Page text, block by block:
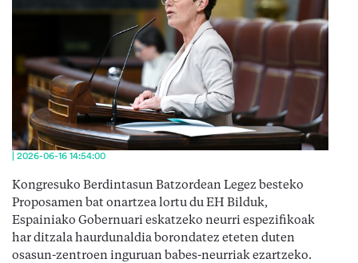
| 2026-06-16 14:54:00
Kongresuko Berdintasun Batzordean Legez besteko
Proposamen bat onartzea lortu du EH Bilduk,
Espainiako Gobernuari eskatzeko neurri espezifikoak
har ditzala haurdunaldia borondatez eteten duten
osasun-zentroen inguruan babes-neurriak ezartzeko.